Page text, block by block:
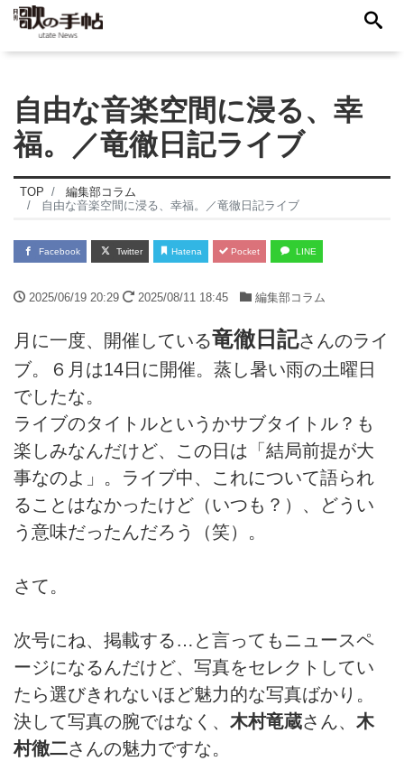
自由な音楽空間に浸る、幸
福。／竜徹日記ライブ
TOP
編集部コラム
自由な音楽空間に浸る、幸福。／竜徹日記ライブ
Facebook Twitter Hatena Pocket LINE
2025/06/19 20:29 2025/08/11 18:45 編集部コラム
月に一度、開催している竜徹日記さんのライ
ブ。６月は14日に開催。蒸し暑い雨の土曜日
でしたな。
ライブのタイトルというかサブタイトル？も
楽しみなんだけど、この日は「結局前提が大
事なのよ」。ライブ中、これについて語られ
ることはなかったけど（いつも？）、どうい
う意味だったんだろう（笑）。
さて。
次号にね、掲載する…と言ってもニュースペ
ージになるんだけど、写真をセレクトしてい
たら選びきれないほど魅力的な写真ばかり。
決して写真の腕ではなく、 木村竜蔵さん、 木
村徹二さんの魅力ですな。